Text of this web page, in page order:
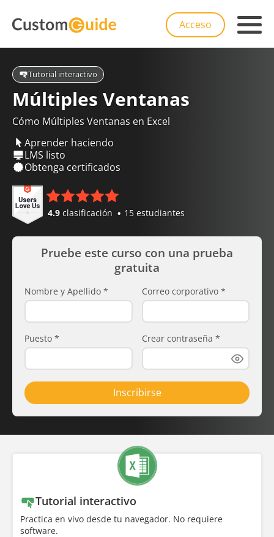
Acceso
Tutorial interactivo
Múltiples Ventanas
Cómo Múltiples Ventanas en Excel
Aprender haciendo
LMS listo
Obtenga certificados
4.9 clasificación 15 estudiantes
Pruebe este curso con una prueba
gratuita
Nombre y Apellido * Correo corporativo *
Puesto * Crear contraseña *
Inscribirse
Tutorial interactivo
Practica en vivo desde tu navegador. No requiere
software.